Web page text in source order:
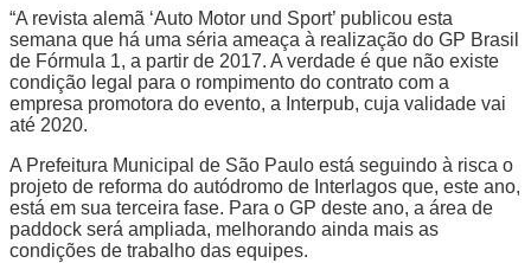
“A revista alemã ‘Auto Motor und Sport’ publicou esta
semana que há uma séria ameaça à realização do GP Brasil
de Fórmula 1, a partir de 2017. A verdade é que não existe
condição legal para o rompimento do contrato com a
empresa promotora do evento, a Interpub, cuja validade vai
até 2020.
A Prefeitura Municipal de São Paulo está seguindo à risca o
projeto de reforma do autódromo de Interlagos que, este ano,
está em sua terceira fase. Para o GP deste ano, a área de
paddock será ampliada, melhorando ainda mais as
condições de trabalho das equipes.